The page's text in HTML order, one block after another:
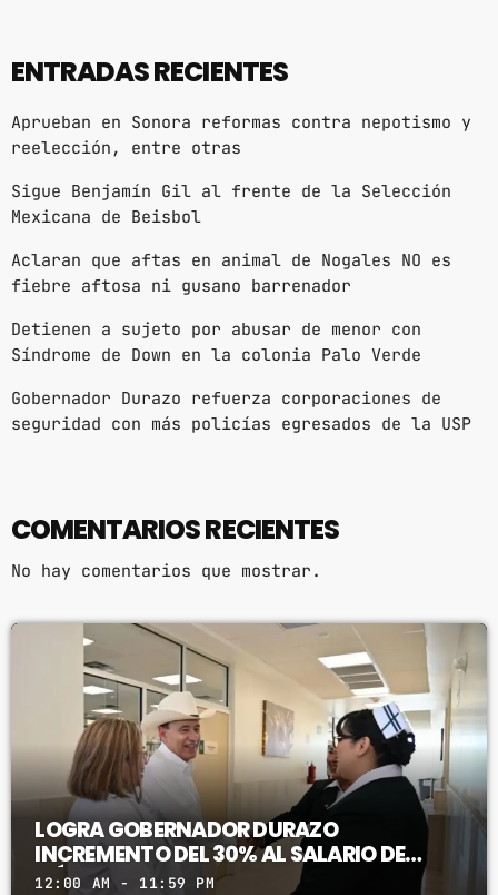
ENTRADAS RECIENTES
Aprueban en Sonora reformas contra nepotismo y
reelección, entre otras
Sigue Benjamín Gil al frente de la Selección
Mexicana de Beisbol
Aclaran que aftas en animal de Nogales NO es
fiebre aftosa ni gusano barrenador
Detienen a sujeto por abusar de menor con
Síndrome de Down en la colonia Palo Verde
Gobernador Durazo refuerza corporaciones de
seguridad con más policías egresados de la USP
COMENTARIOS RECIENTES
No hay comentarios que mostrar.
LOGRA GOBERNADOR DURAZO
INCREMENTO DEL 30% AL SALARIO DE
MÉDICOS ESPECIALISTAS EN SONORA
12:00 AM - 11:59 PM